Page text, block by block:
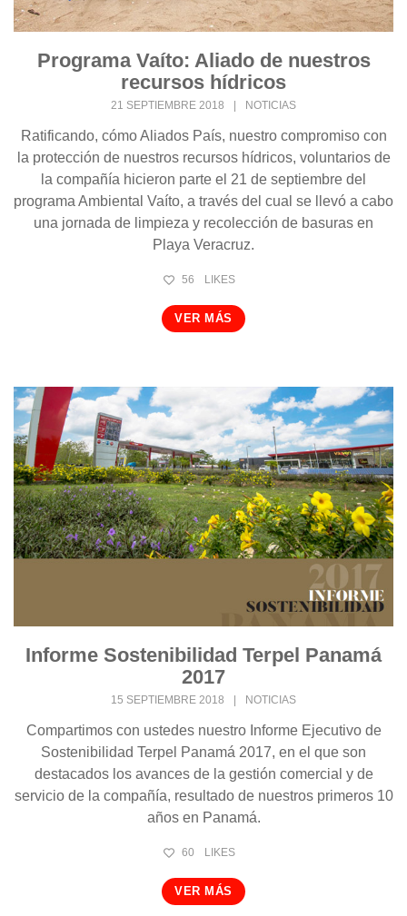
Programa Vaíto: Aliado de nuestros
recursos hídricos
21 SEPTIEMBRE 2018 | NOTICIAS
Ratificando, cómo Aliados País, nuestro compromiso con
la protección de nuestros recursos hídricos, voluntarios de
la compañía hicieron parte el 21 de septiembre del
programa Ambiental Vaíto, a través del cual se llevó a cabo
una jornada de limpieza y recolección de basuras en
Playa Veracruz.
56 LIKES
VER MÁS
Informe Sostenibilidad Terpel Panamá
2017
15 SEPTIEMBRE 2018 NOTICIAS
Compartimos con ustedes nuestro Informe Ejecutivo de
Sostenibilidad Terpel Panamá 2017, en el que son
destacados los avances de la gestión comercial y de
servicio de la compañía, resultado de nuestros primeros 10
años en Panamá.
60 LIKES
VER MÁS